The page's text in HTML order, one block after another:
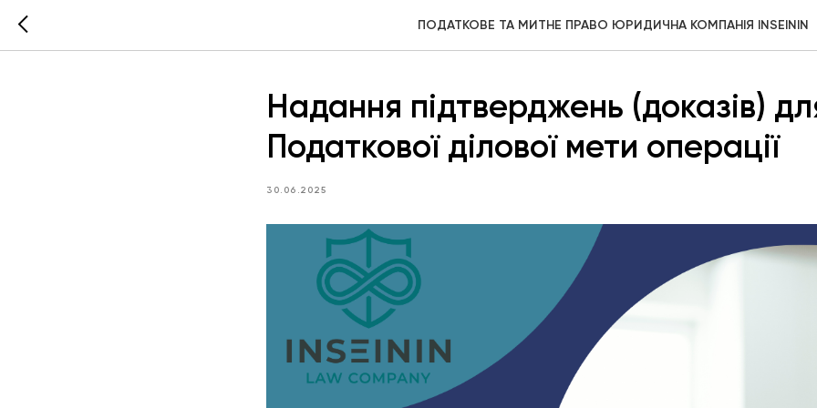
ПОДАТКОВЕ ТА МИТНЕ ПРАВО ЮРИДИЧНА КОМПАНІЯ INSEININ
Надання підтверджень (доказів)
Податкової ділової мети операції
30.06.2025